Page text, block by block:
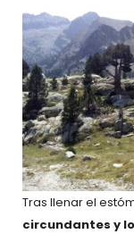
Tras llenar el
circundantes y